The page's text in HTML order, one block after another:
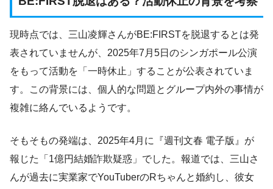
現時点では、三山凌輝さんがBE:FIRSTを脱退するとは発
表されていませんが、2025年7月5日のシンガポール公演
をもって活動を「一時休止」することが公表されていま
す。この背景には、個人的な問題とグループ内外の事情が
複雑に絡んでいるようです。
そもそもの発端は、2025年4月に『週刊文春 電子版』が
報じた「1億円結婚詐欺疑惑」でした。報道では、三山さ
んが過去に実業家でYouTuberのRちゃんと婚約し、彼女